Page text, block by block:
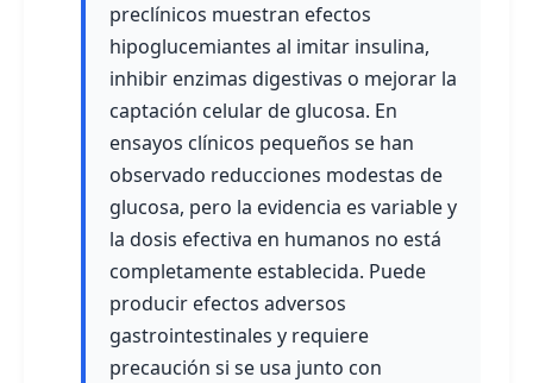
preclínicos muestran efectos
hipoglucemiantes al imitar insulina,
inhibir enzimas digestivas o mejorar la
captación celular de glucosa. En
ensayos clínicos pequeños se han
observado reducciones modestas de
glucosa, pero la evidencia es variable y
la dosis efectiva en humanos no está
completamente establecida. Puede
producir efectos adversos
gastrointestinales y requiere
precaución si se usa junto con